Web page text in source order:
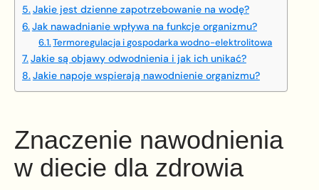
Jakie jest dzienne zapotrzebowanie na wodę?
Jak nawadnianie wpływa na funkcje organizmu?
Termoregulacja i gospodarka wodno-elektrolitowa
Jakie są objawy odwodnienia i jak ich unikać?
Jakie napoje wspierają nawodnienie organizmu?
Znaczenie nawodnienia
w diecie dla zdrowia